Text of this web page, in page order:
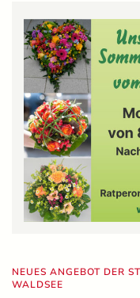
NEUES ANGEBOT DER
WALDSEE